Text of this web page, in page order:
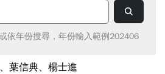
依年份搜尋，年份輸入範例202406
葉信典、楊士進